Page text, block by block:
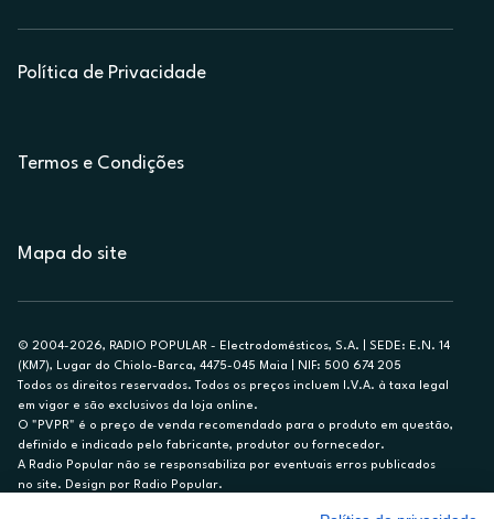
Política de Privacidade
Termos e Condições
Mapa do site
© 2004-2026, RADIO POPULAR - Electrodomésticos, S.A. | SEDE: E.N. 14
(KM7), Lugar do Chiolo-Barca, 4475-045 Maia | NIF: 500 674 205
Todos os direitos reservados. Todos os preços incluem I.V.A. à taxa legal
em vigor e são exclusivos da loja online.
O "PVPR" é o preço de venda recomendado para o produto em questão,
definido e indicado pelo fabricante, produtor ou fornecedor.
A Radio Popular não se responsabiliza por eventuais erros publicados
no site. Design por Radio Popular.